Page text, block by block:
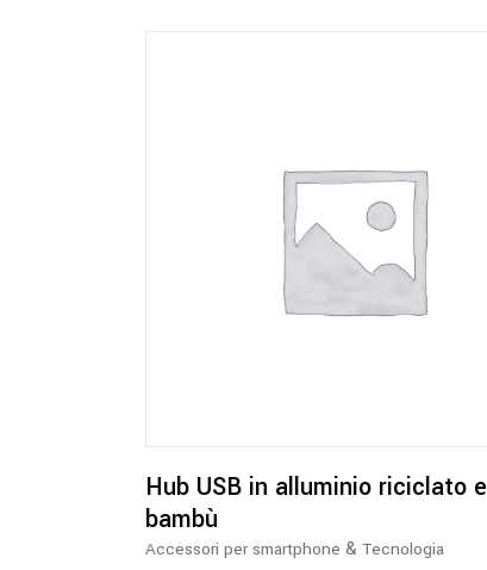
Hub USB in alluminio riciclato e
bambù
Accessori per smartphone & Tecnologia